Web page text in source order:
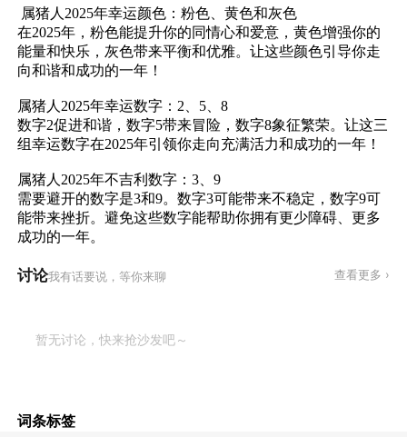
属猪人2025年幸运颜色：粉色、黄色和灰色
在2025年，粉色能提升你的同情心和爱意，黄色增强你的
能量和快乐，灰色带来平衡和优雅。让这些颜色引导你走
向和谐和成功的一年！
属猪人2025年幸运数字：2、5、8
数字2促进和谐，数字5带来冒险，数字8象征繁荣。让这三
组幸运数字在2025年引领你走向充满活力和成功的一年！
属猪人2025年不吉利数字：3、9
需要避开的数字是3和9。数字3可能带来不稳定，数字9可
能带来挫折。避免这些数字能帮助你拥有更少障碍、更多
成功的一年。
讨论我有话要说，等你来聊 查看更多 ›
暂无讨论，快来抢沙发吧～
词条标签